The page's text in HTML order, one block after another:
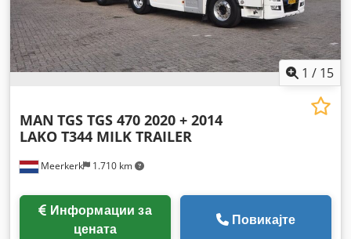
1 / 15
Meerkerk 1.710 km
MAN TGS TGS 470 2020 + 2014
LAKO T344 MILK TRAILER
цената
Повикајте